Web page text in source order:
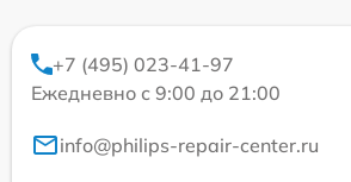
+7 (495) 023-41-97
Ежедневно с 9:00 до 21:00
info@philips-repair-center.ru